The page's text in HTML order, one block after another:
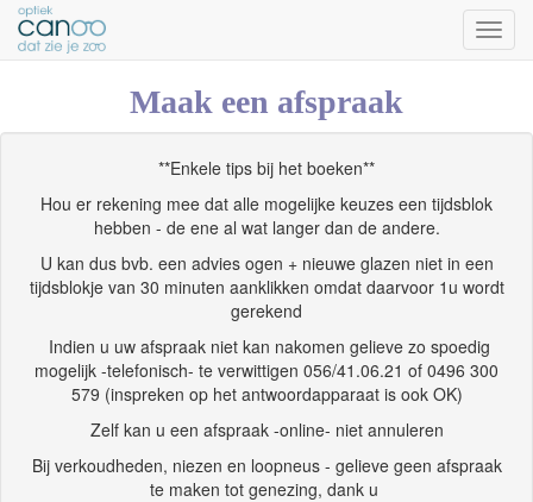
Maak een afspraak
**Enkele tips bij het boeken**
Hou er rekening mee dat alle mogelijke keuzes een tijdsblok
hebben - de ene al wat langer dan de andere.
U kan dus bvb. een advies ogen + nieuwe glazen niet in een
tijdsblokje van 30 minuten aanklikken omdat daarvoor 1u wordt
gerekend
Indien u uw afspraak niet kan nakomen gelieve zo spoedig
mogelijk -telefonisch- te verwittigen 056/41.06.21 of 0496 300
579 (inspreken op het antwoordapparaat is ook OK)
Zelf kan u een afspraak -online- niet annuleren
Bij verkoudheden, niezen en loopneus - gelieve geen afspraak
te maken tot genezing, dank u